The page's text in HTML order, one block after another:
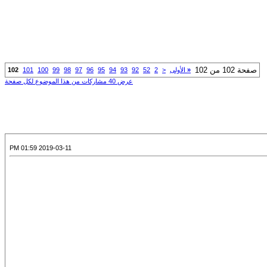
صفحة 102 من 102 « الأولى <
2
52
92
93
94
95
96
97
98
99
100
101
102
عرض 40 مشاركات من هذا الموضوع لكل صفحة
2019-03-11 01:59 PM